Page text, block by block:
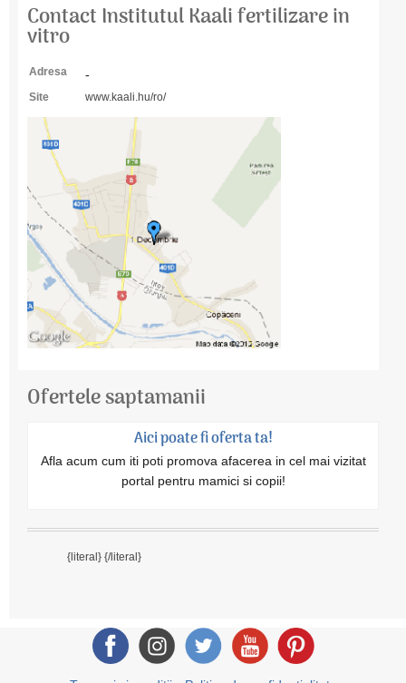
Contact Institutul Kaali fertilizare in
vitro
Adresa -
Site www.kaali.hu/ro/
Ofertele saptamanii
Aici poate fi oferta ta!
Afla acum cum iti poti promova afacerea in cel mai vizitat
portal pentru mamici si copii!
{literal} {/literal}